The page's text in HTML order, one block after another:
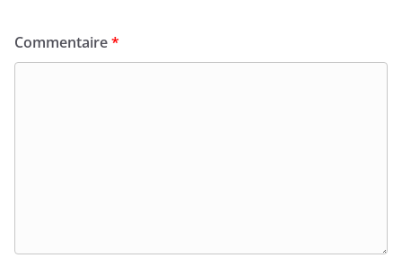
Commentaire*